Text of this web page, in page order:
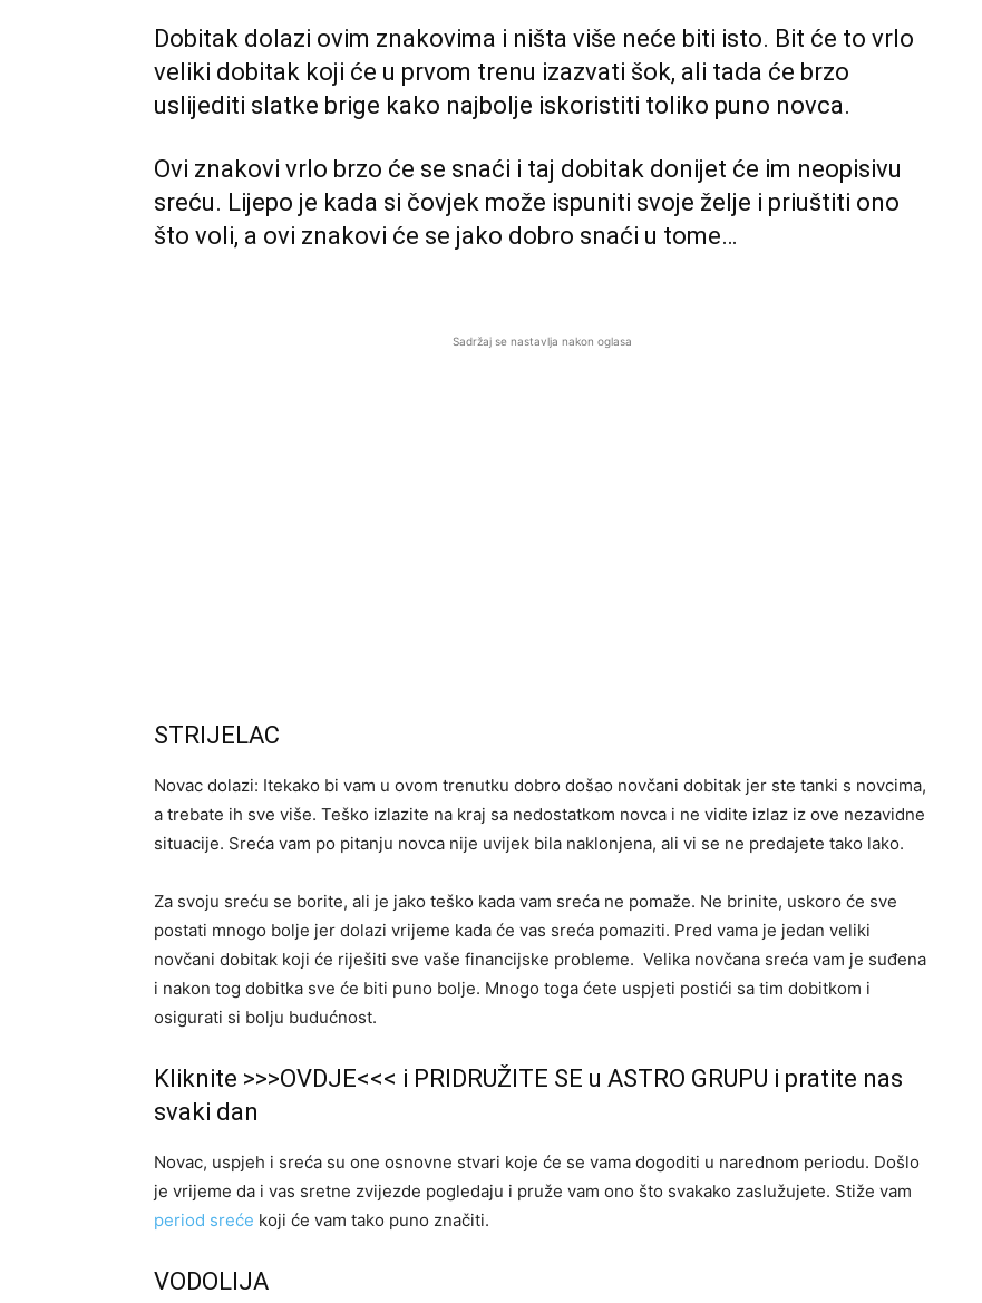
Dobitak dolazi ovim znakovima i ništa više neće biti isto. Bit će to vrlo
veliki dobitak koji će u prvom trenu izazvati šok, ali tada će brzo
uslijediti slatke brige kako najbolje iskoristiti toliko puno novca.
Ovi znakovi vrlo brzo će se snaći i taj dobitak donijet će im neopisivu
sreću. Lijepo je kada si čovjek može ispuniti svoje želje i priuštiti ono
što voli, a ovi znakovi će se jako dobro snaći u tome…
Sadržaj se nastavlja nakon oglasa
STRIJELAC
Novac dolazi: Itekako bi vam u ovom trenutku dobro došao novčani dobitak jer ste tanki s novcima,
a trebate ih sve više. Teško izlazite na kraj sa nedostatkom novca i ne vidite izlaz iz ove nezavidne
situacije. Sreća vam po pitanju novca nije uvijek bila naklonjena, ali vi se ne predajete tako lako.
Za svoju sreću se borite, ali je jako teško kada vam sreća ne pomaže. Ne brinite, uskoro će sve
postati mnogo bolje jer dolazi vrijeme kada će vas sreća pomaziti. Pred vama je jedan veliki
novčani dobitak koji će riješiti sve vaše financijske probleme. Velika novčana sreća vam je suđena
i nakon tog dobitka sve će biti puno bolje. Mnogo toga ćete uspjeti postići sa tim dobitkom i
osigurati si bolju budućnost.
Kliknite >>>OVDJE<<< i PRIDRUŽITE SE u ASTRO GRUPU i pratite nas
svaki dan
Novac, uspjeh i sreća su one osnovne stvari koje će se vama dogoditi u narednom periodu. Došlo
je vrijeme da i vas sretne zvijezde pogledaju i pruže vam ono što svakako zaslužujete. Stiže vam
period sreće koji će vam tako puno značiti.
VODOLIJA